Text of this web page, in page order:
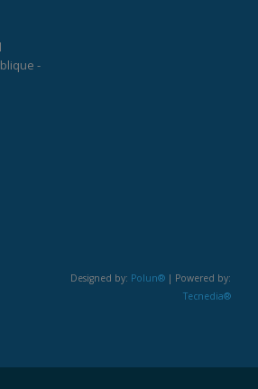
-
Designed by: Polun®| Powered by:
Tecnedia®